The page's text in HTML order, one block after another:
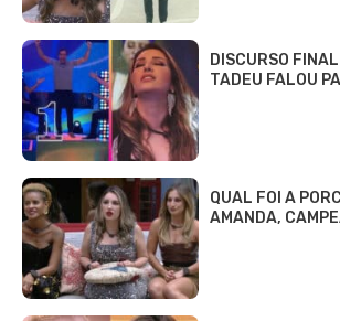
DISCURSO
TADEU FALOU
QUAL FOI A
AMANDA,